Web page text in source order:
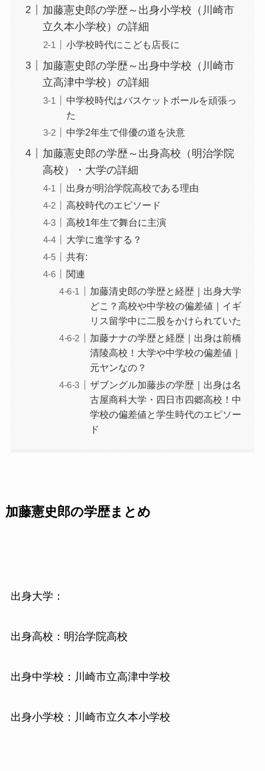
加藤憲史郎の学歴～出身小学校（川崎市
立久本小学校）の詳細
小学校時代にこども店長に
加藤憲史郎の学歴～出身中学校（川崎市
立高津中学校）の詳細
中学校時代はバスケットボールを頑張っ
た
中学2年生で俳優の道を決意
加藤憲史郎の学歴～出身高校（明治学院
高校）・大学の詳細
出身が明治学院高校である理由
高校時代のエピソード
高校1年生で舞台に主演
大学に進学する？
共有:
関連
加藤清史郎の学歴と経歴｜出身大学
どこ？高校や中学校の偏差値｜イギ
リス留学中に二股をかけられていた
加藤ナナの学歴と経歴｜出身は前橋
清陵高校！大学や中学校の偏差値｜
元ヤンなの？
ザブングル加藤歩の学歴｜出身は名
古屋商科大学・四日市四郷高校！中
学校の偏差値と学生時代のエピソー
ド
加藤憲史郎の学歴まとめ
出身大学：
出身高校：明治学院高校
出身中学校：川崎市立高津中学校
出身小学校：川崎市立久本小学校